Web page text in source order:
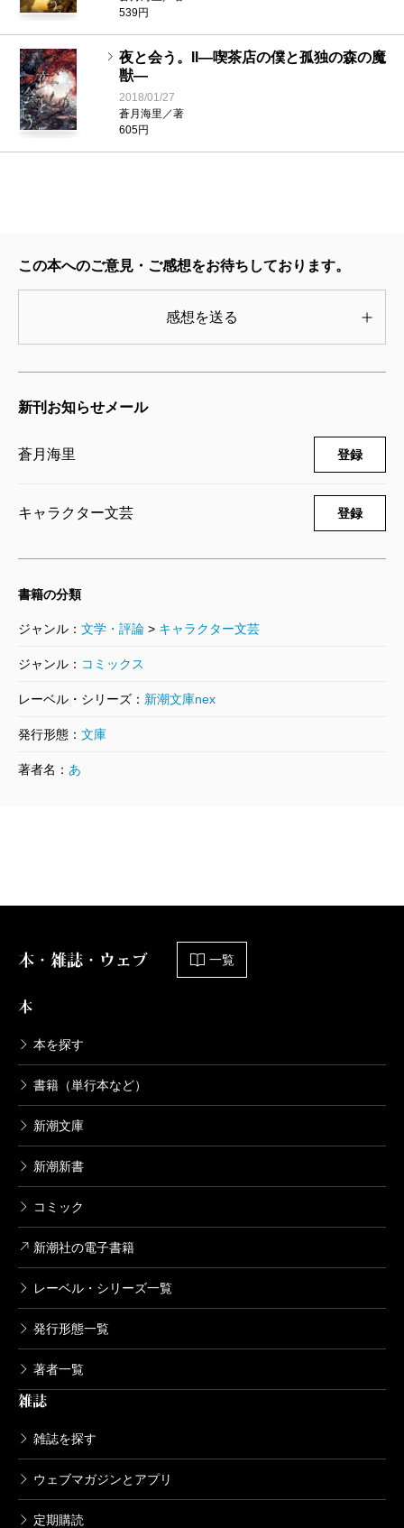
539円
夜と会う。II―喫茶店の僕と孤独の森の魔
獣―
2018/01/27
蒼月海里／著
605円
この本へのご意見・ご感想をお待ちしております。
感想を送る
新刊お知らせメール
蒼月海里 登録
キャラクター文芸 登録
書籍の分類
ジャンル： 文学・評論 > キャラクター文芸
ジャンル： コミックス
レーベル・シリーズ： 新潮文庫nex
発行形態： 文庫
著者名： あ
本・雑誌・ウェブ 一覧
本
本を探す
書籍（単行本など）
新潮文庫
新潮新書
コミック
新潮社の電子書籍
レーベル・シリーズ一覧
発行形態一覧
著者一覧
雑誌
雑誌を探す
ウェブマガジンとアプリ
定期購読